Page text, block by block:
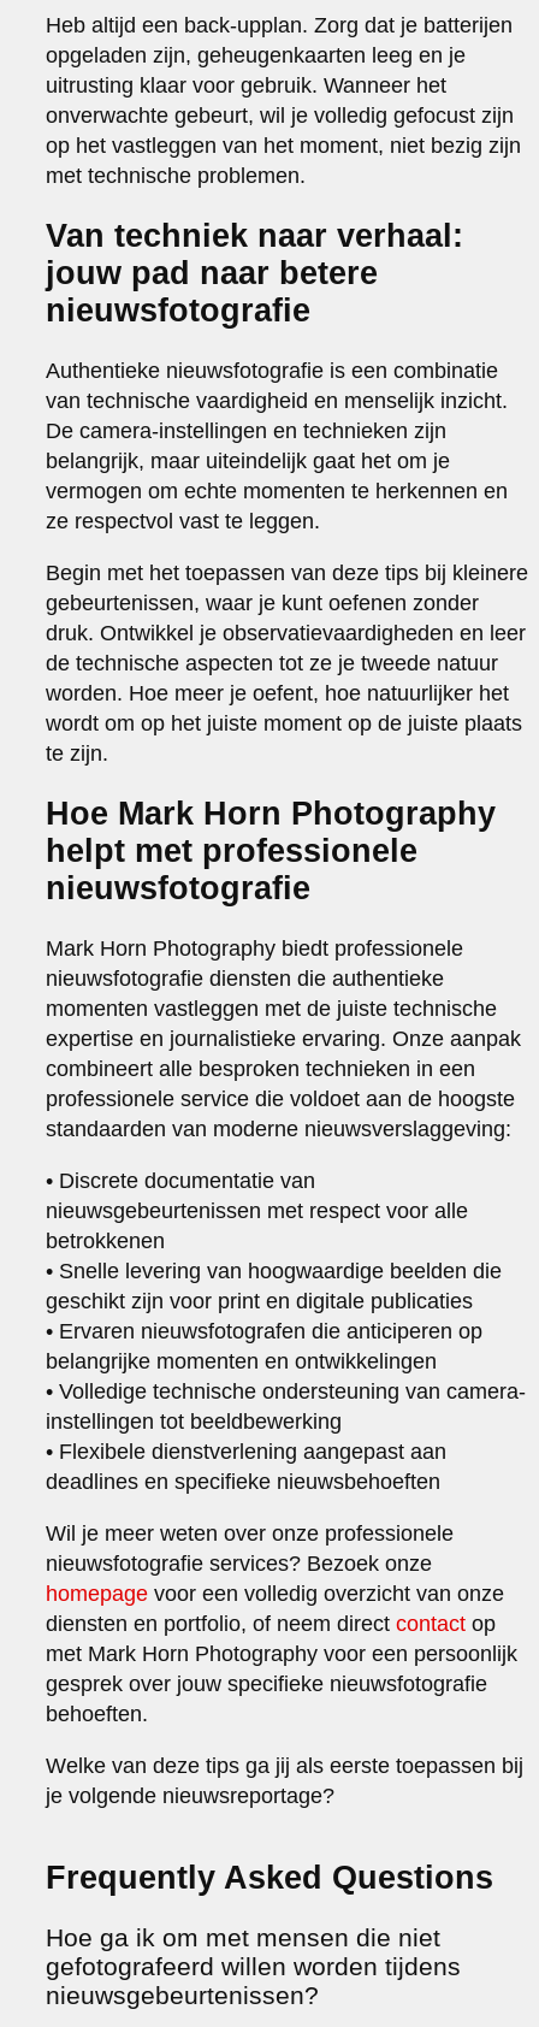
Heb altijd een back-upplan. Zorg dat je batterijen
opgeladen zijn, geheugenkaarten leeg en je
uitrusting klaar voor gebruik. Wanneer het
onverwachte gebeurt, wil je volledig gefocust zijn
op het vastleggen van het moment, niet bezig zijn
met technische problemen.
Van techniek naar verhaal:
jouw pad naar betere
nieuwsfotografie
Authentieke nieuwsfotografie is een combinatie
van technische vaardigheid en menselijk inzicht.
De camera-instellingen en technieken zijn
belangrijk, maar uiteindelijk gaat het om je
vermogen om echte momenten te herkennen en
ze respectvol vast te leggen.
Begin met het toepassen van deze tips bij kleinere
gebeurtenissen, waar je kunt oefenen zonder
druk. Ontwikkel je observatievaardigheden en leer
de technische aspecten tot ze je tweede natuur
worden. Hoe meer je oefent, hoe natuurlijker het
wordt om op het juiste moment op de juiste plaats
te zijn.
Hoe Mark Horn Photography
helpt met professionele
nieuwsfotografie
Mark Horn Photography biedt professionele
nieuwsfotografie diensten die authentieke
momenten vastleggen met de juiste technische
expertise en journalistieke ervaring. Onze aanpak
combineert alle besproken technieken in een
professionele service die voldoet aan de hoogste
standaarden van moderne nieuwsverslaggeving:
• Discrete documentatie van
nieuwsgebeurtenissen met respect voor alle
betrokkenen
• Snelle levering van hoogwaardige beelden die
geschikt zijn voor print en digitale publicaties
• Ervaren nieuwsfotografen die anticiperen op
belangrijke momenten en ontwikkelingen
• Volledige technische ondersteuning van camera-
instellingen tot beeldbewerking
• Flexibele dienstverlening aangepast aan
deadlines en specifieke nieuwsbehoeften
Wil je meer weten over onze professionele
nieuwsfotografie services? Bezoek onze
homepage voor een volledig overzicht van onze
diensten en portfolio, of neem directcontact op
met Mark Horn Photography voor een persoonlijk
gesprek over jouw specifieke nieuwsfotografie
behoeften.
Welke van deze tips ga jij als eerste toepassen bij
je volgende nieuwsreportage?
Frequently Asked Questions
Hoe ga ik om met mensen die niet
gefotografeerd willen worden tijdens
nieuwsgebeurtenissen?